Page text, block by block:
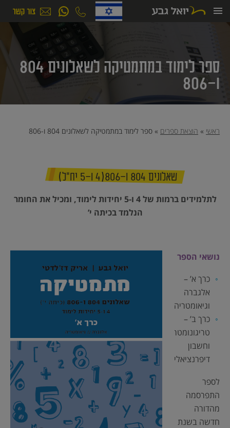
לתוכן
ספר לימוד במתמטיקה לשאלונים 804
ו-806
ראשי » הוצאת ספרים » ספר לימוד במתמטיקה לשאלונים 804 ו-806
שאלונים 804 ו-806(4 ו-5 יח”ל)
לתלמידים ברמות של 4 ו-5 יחידות לימוד, ומכיל את החומר
הנלמד בכיתה י’
נושאי הספר
כרך א’ –
אלגברה
וגיאומטריה
כרך ב’ –
טריגונומטריה
וחשבון
דיפרנציאלי
לספר
התפרסמה
מהדורה
חדשה בשנת